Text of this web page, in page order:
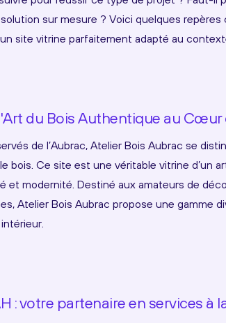
sur mesure ? Voici quelques
site vitrine parfaitement adapté au
du Bois Authentique au Cœur
de l’Aubrac, Atelier Bois Aubrac se
bois. Ce site est une véritable vitrine d’un
et modernité. Destiné aux amateurs de
Atelier Bois Aubrac propose une gamme
: votre partenaire en services à